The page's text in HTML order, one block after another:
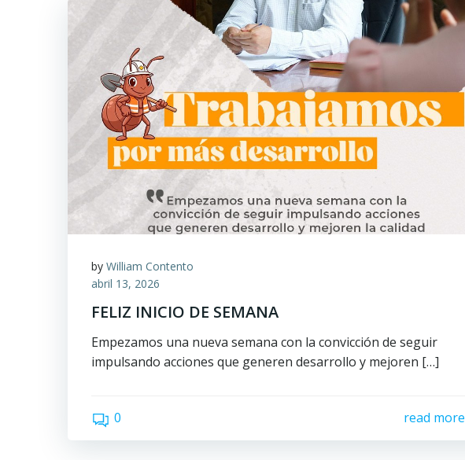
by William Contento
abril 13, 2026
FELIZ INICIO DE SEMANA
Empezamos una nueva semana con la convicción de seguir
impulsando acciones que generen desarrollo y mejoren […]
0 read more